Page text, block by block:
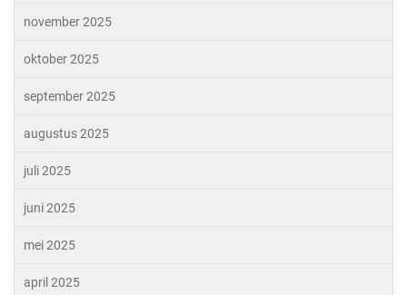
november 2025
oktober 2025
september 2025
augustus 2025
juli 2025
juni 2025
mei 2025
april 2025